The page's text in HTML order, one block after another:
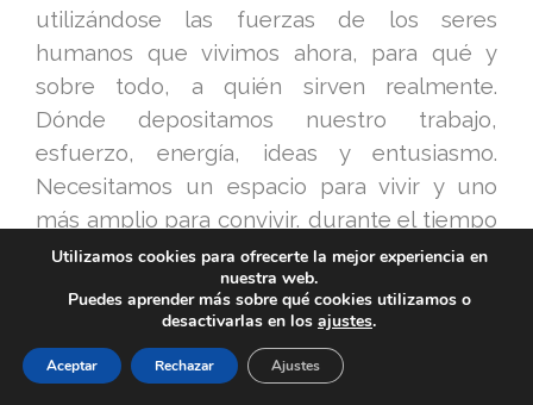
utilizándose las fuerzas de los seres
humanos que vivimos ahora, para qué y
sobre todo, a quién sirven realmente.
Dónde depositamos nuestro trabajo,
esfuerzo, energía, ideas y entusiasmo.
Necesitamos un espacio para vivir y uno
más amplio para convivir, durante el tiempo
que vivamos.
Durante ese tiempo, necesitamos tener
unas condiciones que nos permitan
conseguir la mejor calidad de vida que
Utilizamos cookies para ofrecerte la mejor experiencia en
nuestra web.
Puedes aprender más sobre qué cookies utilizamos o
desactivarlas en los ajustes.
Aceptar Rechazar Ajustes